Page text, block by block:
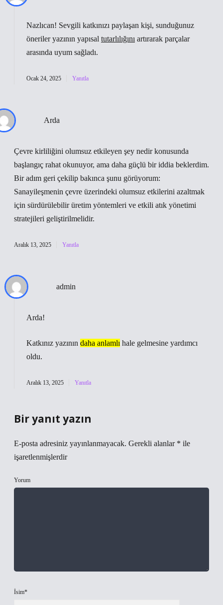
Nazlıcan! Sevgili katkınızı paylaşan kişi, sunduğunuz
öneriler yazının yapısal tutarlılığını artırarak parçalar
arasında uyum sağladı.
Ocak 24, 2025 Yanıtla
Arda
Çevre kirliliğini olumsuz etkileyen şey nedir konusunda
başlangıç rahat okunuyor, ama daha güçlü bir iddia beklerdim.
Bir adım geri çekilip bakınca şunu görüyorum:
Sanayileşmenin çevre üzerindeki olumsuz etkilerini azaltmak
için sürdürülebilir üretim yöntemleri ve etkili atık yönetimi
stratejileri geliştirilmelidir.
Aralık 13, 2025 Yanıtla
admin
Arda!
Katkınız yazının daha anlamlı hale gelmesine yardımcı
oldu.
Aralık 13, 2025 Yanıtla
Bir yanıt yazın
E-posta adresiniz yayınlanmayacak. Gerekli alanlar * ile
işaretlenmişlerdir
Yorum
İsim*